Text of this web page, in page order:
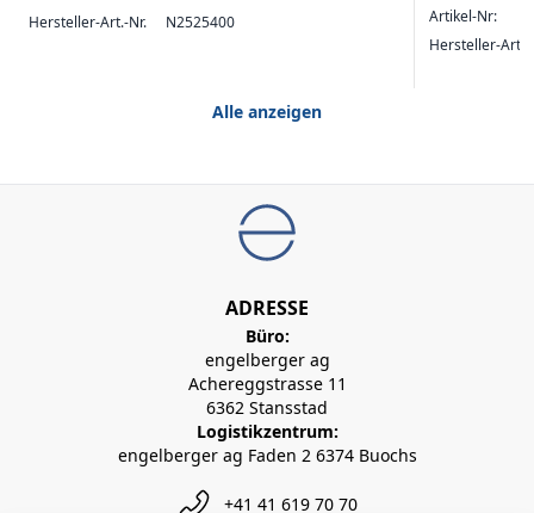
Hersteller-Art.-Nr.
N2525400
Artikel-Nr:
Hersteller-Art.-
Alle anzeigen
ADRESSE
Büro:
engelberger ag
Achereggstrasse 11
6362 Stansstad
Logistikzentrum:
engelberger ag Faden 2 6374 Buochs
+41 41 619 70 70